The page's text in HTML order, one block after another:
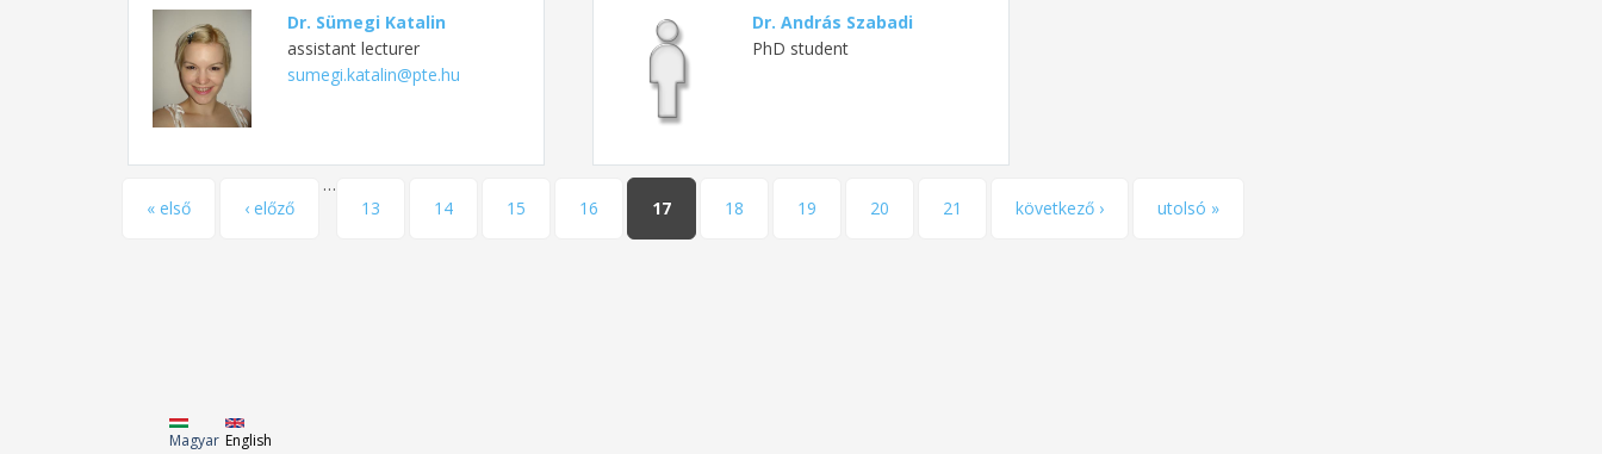
Dr. Sümegi Katalin
assistant lecturer
sumegi.katalin@pte.hu
Dr. András Szabadi
PhD student
Pages
« első ‹ előző
…
13
14 15 16 17 18 19 20 21 következő › utolsó »
Magyar English